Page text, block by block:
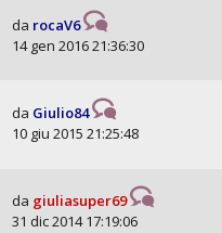
da rocaV6
14 gen 2016 21:36:30
da Giulio84
10 giu 2015 21:25:48
da giuliasuper69
31 dic 2014 17:19:06